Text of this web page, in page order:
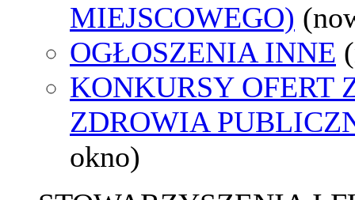
MIEJSCOWEGO)
OGŁOSZENIA INNE
KONKURSY OFERT
ZDROWIA
okno)